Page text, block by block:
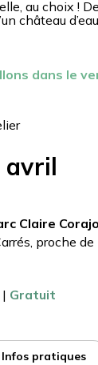
au choix !
château
dans le
avril
Claire
proche de
| Gratuit
Infos pratiques